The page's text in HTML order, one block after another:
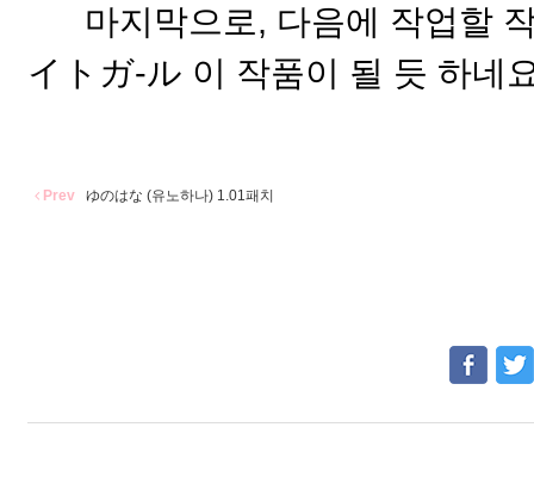
마지막으로, 다음에 작업할
イトガ-ル 이 작품이 될 듯 하네
Prev ゆのはな (유노하나) 1.01패치